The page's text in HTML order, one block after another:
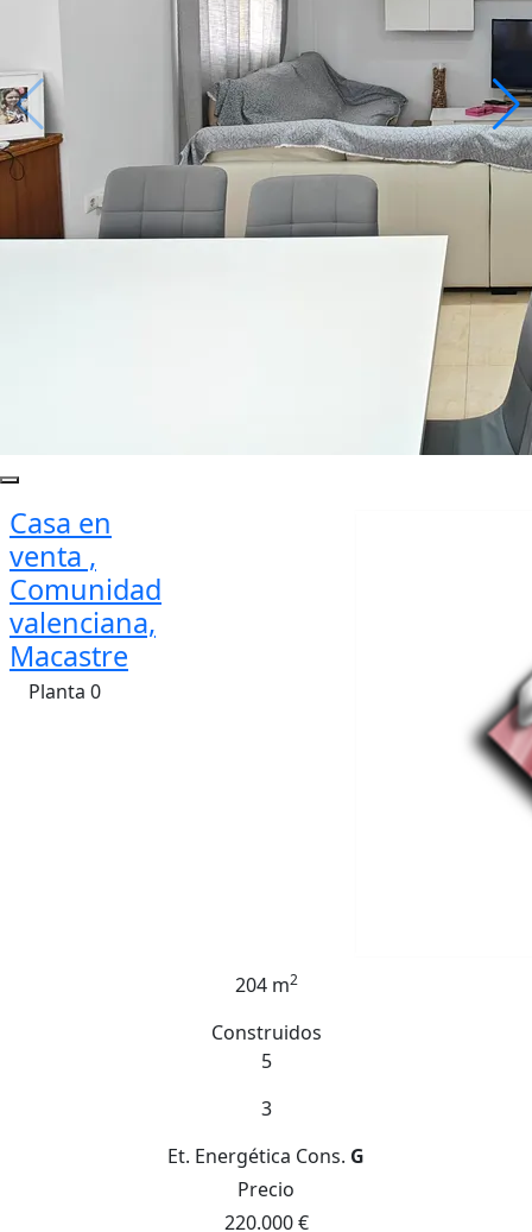
Casa en
venta ,
Comunidad
valenciana,
Macastre
Planta 0
204 m2
Construidos
5
3
Et. Energética Cons. G
Precio
220.000 €